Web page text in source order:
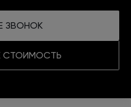
ЗВОНОК
СТОИМОСТЬ